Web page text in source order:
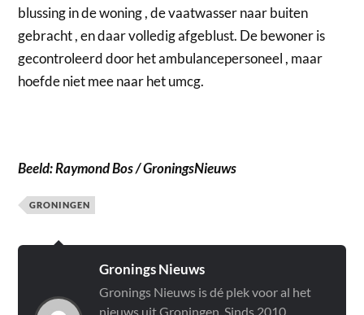
blussing in de woning , de vaatwasser naar buiten
gebracht , en daar volledig afgeblust. De bewoner is
gecontroleerd door het ambulancepersoneel , maar
hoefde niet mee naar het umcg.
Beeld: Raymond Bos / GroningsNieuws
GRONINGEN
Gronings Nieuws
Gronings Nieuws is dé plek voor al het
nieuws uit Groningen. Sinds 2010